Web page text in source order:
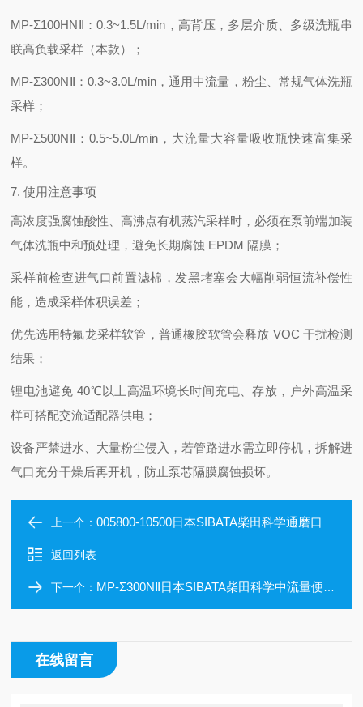
MP-Σ100HNⅡ：0.3~1.5L/min，高背压，多层介质、多级洗瓶串
联高负载采样（本款）；
MP-Σ300NⅡ：0.3~3.0L/min，通用中流量，粉尘、常规气体洗瓶
采样；
MP-Σ500NⅡ：0.5~5.0L/min，大流量大容量吸收瓶快速富集采
样。
7. 使用注意事项
高浓度强腐蚀酸性、高沸点有机蒸汽采样时，必须在泵前端加装
气体洗瓶中和预处理，避免长期腐蚀 EPDM 隔膜；
采样前检查进气口前置滤棉，发黑堵塞会大幅削弱恒流补偿性
能，造成采样体积误差；
优先选用特氟龙采样软管，普通橡胶软管会释放 VOC 干扰检测
结果；
锂电池避免 40℃以上高温环境长时间充电、存放，户外高温采
样可搭配交流适配器供电；
设备严禁进水、大量粉尘侵入，若管路进水需立即停机，拆解进
气口充分干燥后再开机，防止泵芯隔膜腐蚀损坏。
上一个：005800-10500日本SIBATA柴田科学通磨口可分离圆底烧瓶
返回列表
下一个： MP-Σ300NⅡ日本SIBATA柴田科学中流量便携恒流采样泵
在线留言